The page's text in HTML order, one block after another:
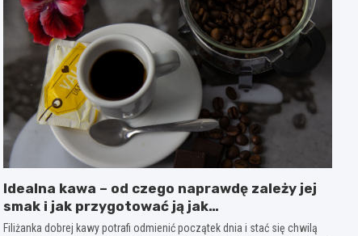
Idealna kawa – od czego naprawdę zależy jej
smak i jak przygotować ją jak
profesjonalista?
Filiżanka dobrej kawy potrafi odmienić początek dnia i stać się chwilą